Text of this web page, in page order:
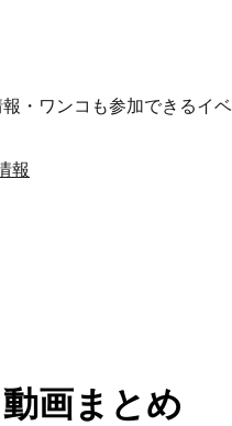
・ワンコも参加できるイベ
報
画まとめ